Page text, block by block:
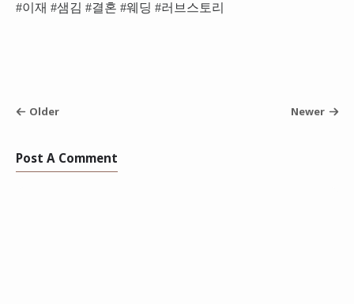
#이재 #샘김 #결혼 #웨딩 #러브스토리
Older Newer
Post A Comment